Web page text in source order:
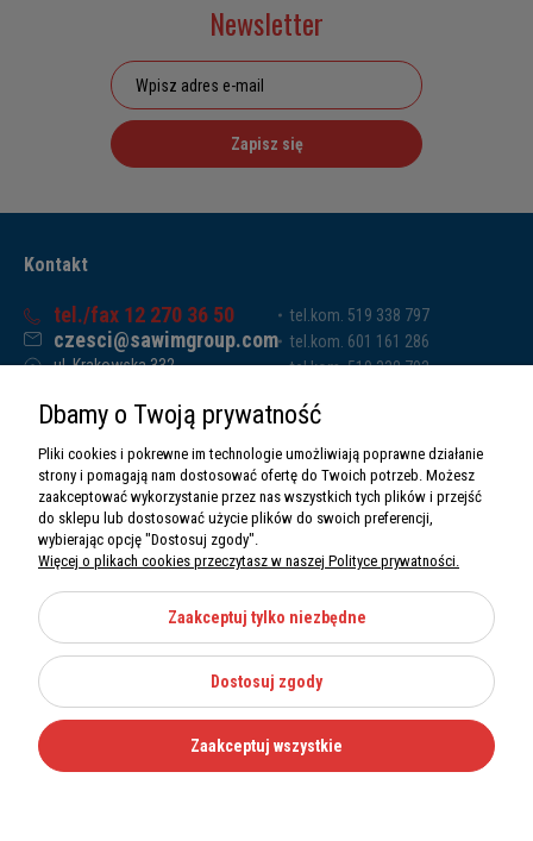
Newsletter
Zapisz się
Kontakt
tel./fax 12 270 36 50
czesci@sawimgroup.com
ul. Krakowska 332,
Sawim Group Mariusz Zdyb sp. k.
NIP: 5130284470
REGON: 5246591010
tel.kom. 519 338 797
tel.kom. 601 161 286
tel.kom. 519 338 793
O nas
Informacje
Moje konto
Kategorie
Dbamy o Twoją prywatność
Pliki cookies i pokrewne im technologie umożliwiają poprawne działanie
strony i pomagają nam dostosować ofertę do Twoich potrzeb. Możesz
zaakceptować wykorzystanie przez nas wszystkich tych plików i przejść
do sklepu lub dostosować użycie plików do swoich preferencji,
wybierając opcję "Dostosuj zgody".
Więcej o plikach cookies przeczytasz w naszej Polityce prywatności.
Zaakceptuj tylko niezbędne
Dostosuj zgody
Zaakceptuj wszystkie